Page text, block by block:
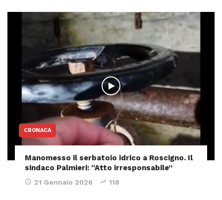
CRONACA
Manomesso il serbatoio idrico a Roscigno. Il
sindaco Palmieri: “Atto irresponsabile”
21 Gennaio 2026 118